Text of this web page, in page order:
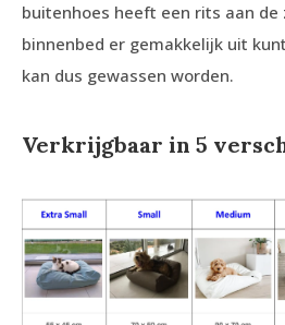
buitenhoes heeft een rits aan
binnenbed er gemakkelijk uit
kan dus gewassen worden.
Verkrijgbaar in 5